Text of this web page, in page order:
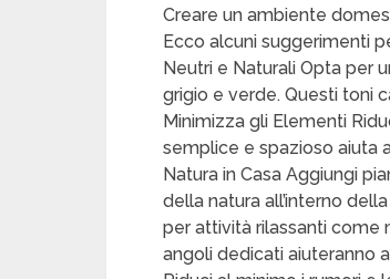
Creare un ambiente
Ecco alcuni suggerimenti
Neutri e Naturali Opta per
grigio e verde. Questi toni
Minimizza gli Elementi
semplice e spazioso aiuta
Natura in Casa Aggiungi
della natura all’interno
per attività rilassanti come
angoli dedicati aiuteranno